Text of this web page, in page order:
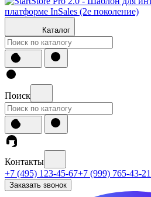
Каталог
Поиск
Контакты
+7 (495) 123-45-67+7 (999) 765-43-21
Заказать звонок